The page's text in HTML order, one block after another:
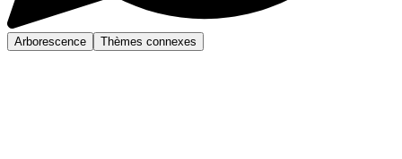
Arborescence Thèmes connexes